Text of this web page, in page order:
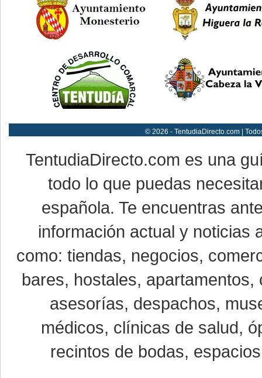
© 2026 - TentudiaDirecto.com |
TentudiaDirecto.com es una
todo lo que puedas
española. Te encuentras
información actual y noticias
como: tiendas, negocios,
bares, hostales,
asesorías, despachos,
médicos, clínicas de salud,
recintos de bodas,